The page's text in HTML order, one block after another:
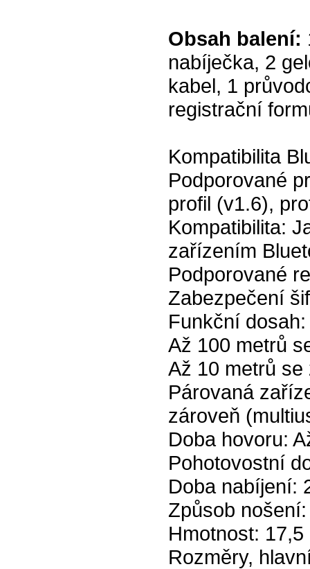
Obsah balení:
nabíječka, 2
kabel, 1
registrační
Kompatibilita
Podporované
profil (v1.6),
Kompatibilita:
zařízením
Podporované
Zabezpečení
Funkční dosah:
Až 100 metrů
Až 10 metrů
Párovaná
zároveň
Doba hovoru:
Pohotovostní
Doba nabíjení:
Způsob
Hmotnost: 17,5
Rozměry,